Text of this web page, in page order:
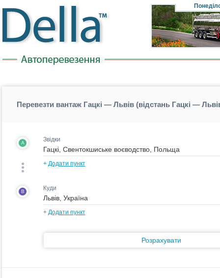
Перевезти вантаж Гацкі — Львів (відстань Гацкі —
A Звідки
+ Додати пункт
B Куди
+ Додати пункт
Розрахувати